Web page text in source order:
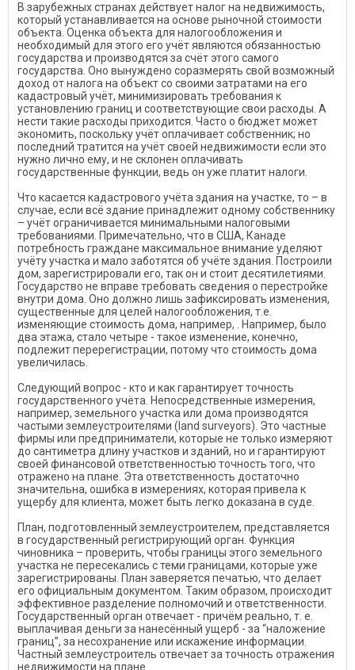
В зарубежных странах действует налог на недвижимость,
который устанавливается на основе рыночной стоимости
объекта. Оценка объекта для налогообложения и
необходимый для этого его учёт являются обязанностью
государства и производятся за счёт этого самого
государства. Оно вынуждено соразмерять свой возможный
доход от налога на объект со своими затратами на его
кадастровый учёт, минимизировать требования к
установлению границ и соответствующие свои расходы. А
нести такие расходы приходится. Часто о бюджет может
экономить, поскольку учёт оплачивает собственник; но
последний тратится на учёт своей недвижимости если это
нужно лично ему, и не склонен оплачивать
государственные функции, ведь он уже платит налоги.
Что касается кадастрового учёта здания на участке, то – в
случае, если всё здание принадлежит одному собственнику
– учёт ограничивается минимальными налоговыми
требованиями. Примечательно, что в США, Канаде
потребность граждане максимальное внимание уделяют
учёту участка и мало заботятся об учёте здания. Построили
дом, зарегистрировали его, так он и стоит десятилетиями.
Государство не вправе требовать сведения о перестройке
внутри дома. Оно должно лишь зафиксировать изменения,
существенные для целей налогообложения, т.е.
изменяющие стоимость дома, например, . Например, было
два этажа, стало четыре - такое изменение, конечно,
подлежит перерегистрации, потому что стоимость дома
увеличилась.
Следующий вопрос - кто и как гарантирует точность
государственного учёта. Непосредственные измерения,
например, земельного участка или дома производятся
частыми землеустроителями (land surveyors). Это частные
фирмы или предприниматели, которые не только измеряют
до сантиметра длину участков и зданий, но и гарантируют
своей финансовой ответственностью точность того, что
отражено на плане. Эта ответственность достаточно
значительна, ошибка в измерениях, которая привела к
ущербу для клиента, может быть легко доказана в суде.
План, подготовленный землеустроителем, представляется
в государственный регистрирующий орган. Функция
чиновника – проверить, чтобы границы этого земельного
участка не пересекались с теми границами, которые уже
зарегистрированы. План заверяется печатью, что делает
его официальным документом. Таким образом, происходит
эффективное разделение полномочий и ответственности.
Государственный орган отвечает - причём реально, т. е.
выплачивая деньги за нанесённый ущерб - за “наложение
границ”, за несохранение или искажение информации.
Частный землеустроитель отвечает за точность отражения
недвижимости на плане.